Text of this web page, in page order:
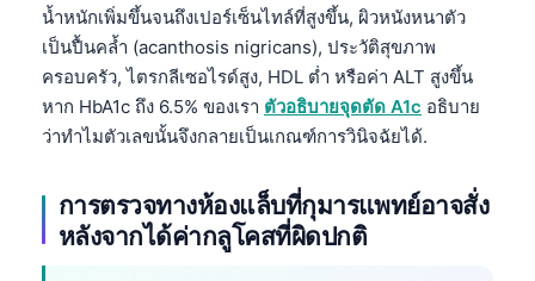
น้ำหนักเพิ่มขึ้นจนถึงเปอร์เซ็นไทล์ที่สูงขึ้น, ผิวหนังหนาตัว
เป็นปื้นคล้ำ (acanthosis nigricans), ประวัติสุขภาพ
ครอบครัว, ไตรกลีเซอไรด์สูง, HDL ต่ำ หรือค่า ALT สูงขึ้น
หาก HbA1c ถึง 6.5% ของเรา ตัวอธิบายจุดตัด A1c อธิบาย
ว่าทำไมตัวเลขนั้นจึงกลายเป็นเกณฑ์การวินิจฉัยได้.
การตรวจทางห้องแล็บที่กุมารแพทย์อาจสั่ง
หลังจากได้ค่ากลูโคสที่ผิดปกติ
Íslenska
Svenska
Bosanski
Azərbaycan dili
Eesti